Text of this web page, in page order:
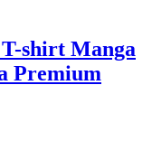
shirt Manga
Premium